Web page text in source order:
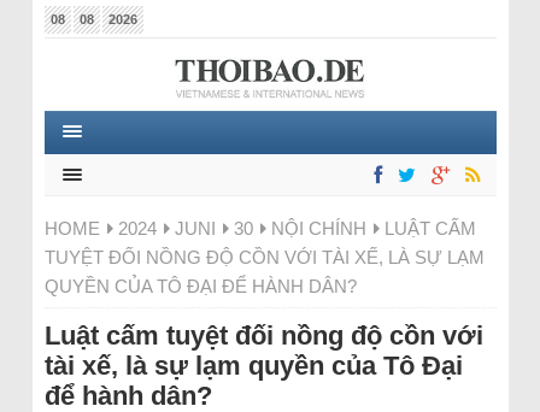
08 08 2026
HOME 2024 JUNI 30 NỘI CHÍNH
LUẬT CẤM
TUYỆT ĐỐI NỒNG ĐỘ CỒN VỚI TÀI XẾ, LÀ SỰ LẠM
QUYỀN CỦA TÔ ĐẠI ĐỂ HÀNH DÂN?
Luật cấm tuyệt đối nồng độ cồn với
tài xế, là sự lạm quyền của Tô Đại
để hành dân?